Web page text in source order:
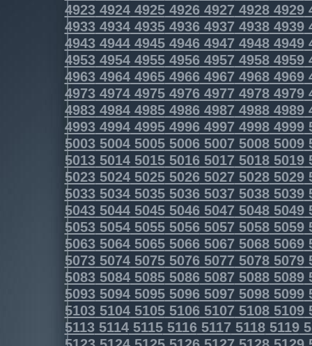
4923492449254926492749284929
4933493449354936493749384939
4943494449454946494749484949
4953495449554956495749584959
4963496449654966496749684969
4973497449754976497749784979
4983498449854986498749884989
4993499449954996499749984999
5003500450055006500750085009
5013501450155016501750185019
5023502450255026502750285029
5033503450355036503750385039
5043504450455046504750485049
5053505450555056505750585059
5063506450655066506750685069
5073507450755076507750785079
5083508450855086508750885089
5093509450955096509750985099
5103510451055106510751085109
5113511451155116511751185119